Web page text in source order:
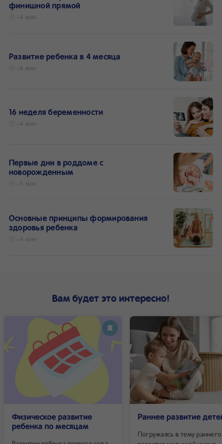
финишной прямой
~4 мин
Развитие ребенка в 4 месяца
~6 мин
16 неделя беременности
~4 мин
Первые дни в роддоме с
новорожденным
~5 мин
Основные принципы формирования
здоровья ребенка
~4 мин
Вам будет это интересно!
Физическое развитие
ребенка по месяцам
Раннее развитие
Погружаясь в тему раннего